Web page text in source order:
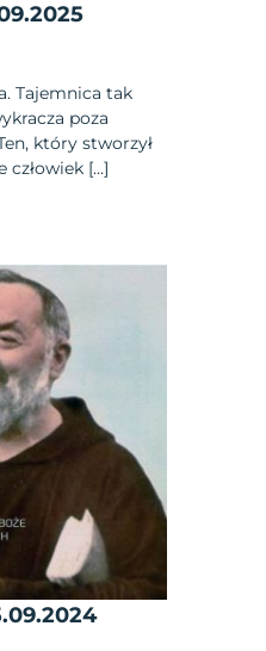
Tajemnica tak
poza
który stworzył
człowiek […]